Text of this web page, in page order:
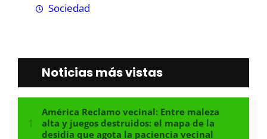
Sociedad
Noticias más vistas